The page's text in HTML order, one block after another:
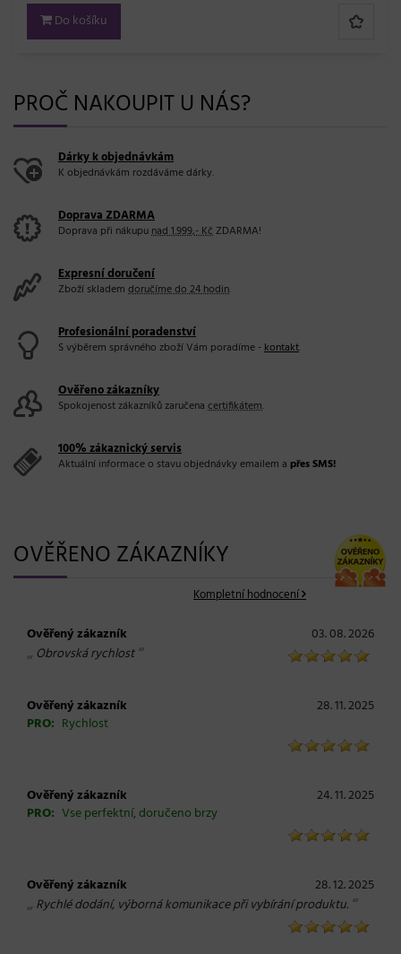
Do košíku
PROČ NAKOUPIT U NÁS?
Dárky k objednávkám
K objednávkám rozdáváme dárky.
Doprava ZDARMA
Doprava při nákupunad 1.999,- KčZDARMA!
Expresní doručení
Zboží skladem doručíme do 24 hodin.
Profesionální poradenství
S výběrem správného zboží Vám poradíme -kontakt.
Ověřeno zákazníky
Spokojenost zákazníků zaručena certifikátem.
100% zákaznický servis
Aktuální informace o stavu objednávky emailem a přes SMS!
OVĚŘENO ZÁKAZNÍKY
Kompletní hodnocení
Ověřený zákazník 03. 08. 2026
„ Obrovská rychlost“
Ověřený zákazník
28. 11. 2025
PRO: Rychlost
Ověřený zákazník
24. 11. 2025
PRO: Vse perfektní, doručeno brzy
Ověřený zákazník 28. 12. 2025
„ Rychlé dodání, výborná komunikace při vybírání produktu. “